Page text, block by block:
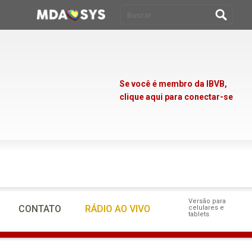
Versão para
celulares e
tablets
Se você é membro da IBVB,
clique aqui para conectar-se
CONTATO RÁDIO AO VIVO